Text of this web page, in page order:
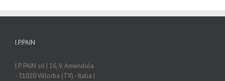
I.P.PAIN
I.P. PAIN srl | 16, V. Amendola
- 31020 Villorba (TV) - Italia |